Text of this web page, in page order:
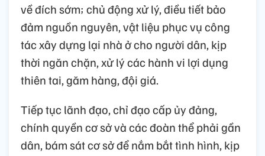
về đích sớm; chủ động xử lý, điều tiết bảo
đảm nguồn nguyên, vật liệu phục vụ công
tác xây dựng lại nhà ở cho người dân, kịp
thời ngăn chặn, xử lý các hành vi lợi dụng
thiên tai, găm hàng, đội giá.
Tiếp tục lãnh đạo, chỉ đạo cấp ủy đảng,
chính quyền cơ sở và các đoàn thể phải gần
dân, bám sát cơ sở để nắm bắt tình hình, kịp